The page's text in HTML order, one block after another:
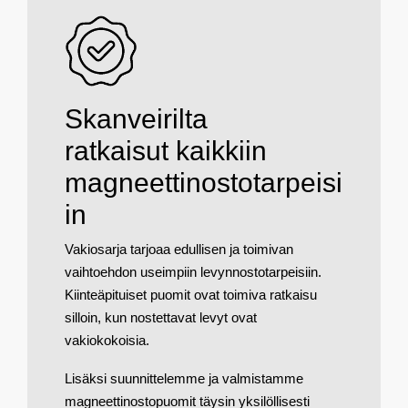
Skanveirilta
ratkaisut kaikkiin
magneettinostotarpeisi
in
Vakiosarja tarjoaa edullisen ja toimivan
vaihtoehdon useimpiin levynnostotarpeisiin.
Kiinteäpituiset puomit ovat toimiva ratkaisu
silloin, kun nostettavat levyt ovat
vakiokokoisia.
Lisäksi suunnittelemme ja valmistamme
magneettinostopuomit täysin yksilöllisesti